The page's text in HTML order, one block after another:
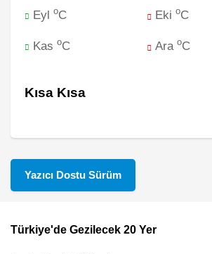
Eyl oC EkioC
Kas oC AraoC
Kısa Kısa
Yazıcı Dostu Sürüm
Footer
Türkiye'de Gezilecek 20 Yer